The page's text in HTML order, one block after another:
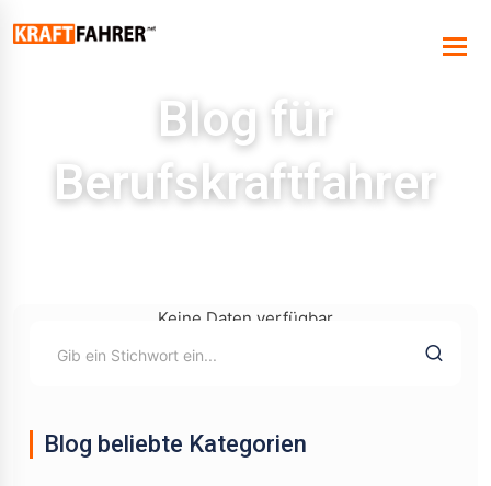
Blog für
Berufskraftfahrer
Keine Daten verfügbar
Blog beliebte Kategorien